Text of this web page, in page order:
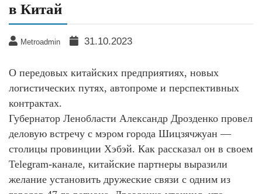
в Китай
Metroadmin 31.10.2023
О передовых китайских предприятиях, новых
логистических путях, автопроме и перспективных
контрактах.
Губернатор Ленобласти Александр Дрозденко провел
деловую встречу с мэром города Шицзячжуан —
столицы провинции Хэбэй. Как рассказал он в своем
Telegram-канале, китайские партнеры выразили
желание установить дружеские связи с одним из